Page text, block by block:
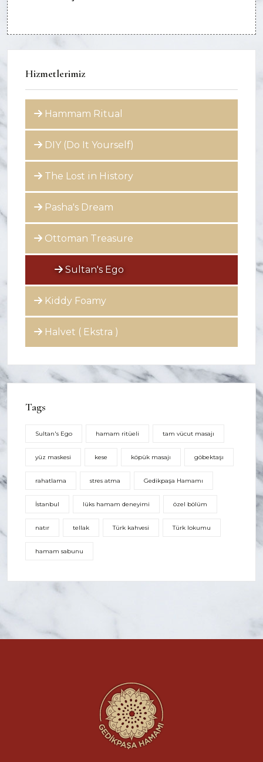
Hizmetlerimiz
Hammam Ritual
DIY (Do It Yourself)
The Lost in History
Pasha's Dream
Ottoman Treasure
Sultan's Ego
Kiddy Foamy
Halvet ( Ekstra )
Tags
Sultan's Ego hamam ritüeli tam vücut masajı
yüz maskesi kese köpük masajı göbektaşı
rahatlama stres atma Gedikpaşa Hamamı
İstanbul lüks hamam deneyimi özel bölüm
natır tellak Türk kahvesi Türk lokumu
hamam sabunu